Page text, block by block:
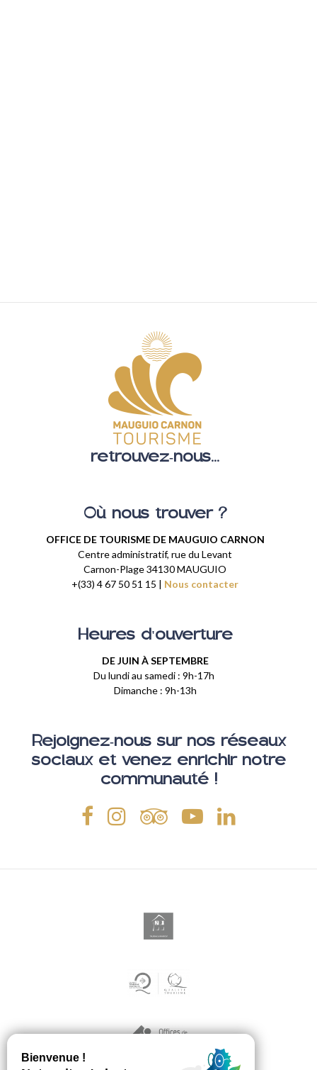
retrouvez-nous...
Où nous trouver ?
OFFICE DE TOURISME DE MAUGUIO CARNON
Centre administratif, rue du Levant
Carnon-Plage 34130 MAUGUIO
+(33) 4 67 50 51 15 | Nous contacter
Heures d'ouverture
DE JUIN À SEPTEMBRE
Du lundi au samedi : 9h-17h
Dimanche : 9h-13h
Rejoignez-nous sur nos réseaux
sociaux et venez enrichir notre
communauté !